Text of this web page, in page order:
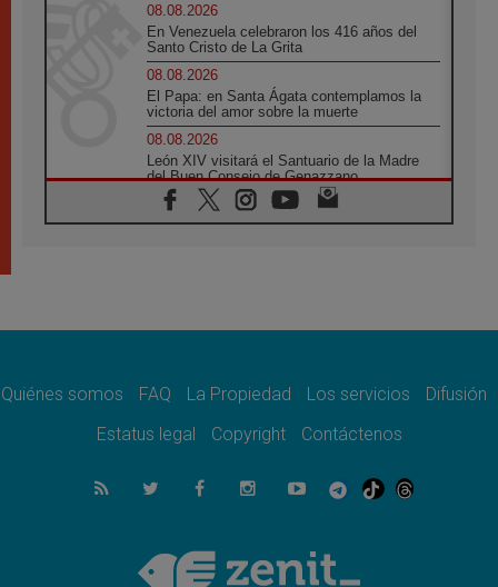
08.08.2026
En Venezuela celebraron los 416 años del
Santo Cristo de La Grita
08.08.2026
El Papa: en Santa Ágata contemplamos la
victoria del amor sobre la muerte
08.08.2026
León XIV visitará el Santuario de la Madre
del Buen Consejo de Genazzano
07.08.2026
Filipinas: el Vicariato Apostólico de Calapán
07.08.2026
07.08.2026
muertos en 300 días
Tagle: La guerra desfigura el mundo, solo la
revelación de Dios lo transfigura
Presentada la Trienal de Arte de las
Universidades Católicas: «Exercises in
Empathy»
Quiénes somos FAQ La Propiedad Los servicios
Difusión
Estatus legal
Copyright Contáctenos